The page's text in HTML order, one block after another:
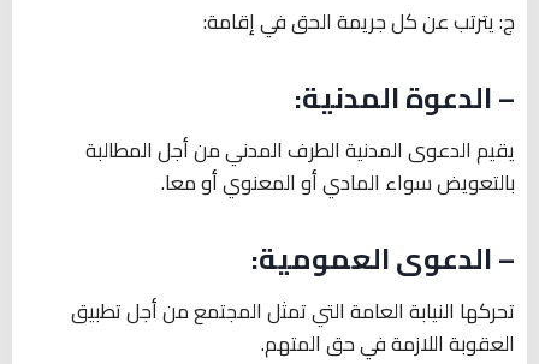
ج: يترتب عن كل جريمة الحق في إقامة:
–الدعوة المدنية:
يقيم الدعوى المدنية الطرف المدني من أجل المطالبة
بالتعويض سواء المادي أو المعنوي أو معا.
–الدعوى العمومية:
تحركها النيابة العامة التي تمثل المجتمع من أجل تطبيق
العقوبة اللازمة في حق المتهم.